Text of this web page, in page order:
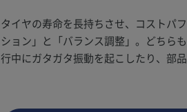
タイヤの寿命を長持ちさせ、コストパ
ション」と「バランス調整」。どちら
行中にガタガタ振動を起こしたり、部